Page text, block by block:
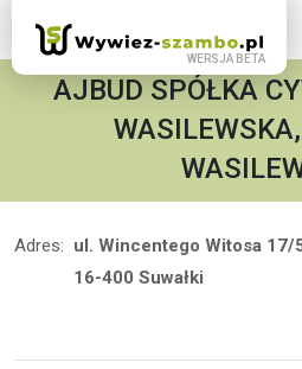
AJBUD SPÓŁKA
Adres: ul. Wincentego Witosa 17/
16-400 Suwałki